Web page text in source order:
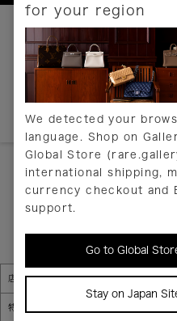
for your region
We detected your
language. Shop on
Global Store
international shipping,
currency checkout and
support.
Go to Global
Stay on Japan
お支払いについて
配送について
送料について
返品について
ヘルプ
お問い合わせ
当店について
店舗一覧
特定商取引法に基づく表示